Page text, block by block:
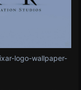
logo-wallpaper-